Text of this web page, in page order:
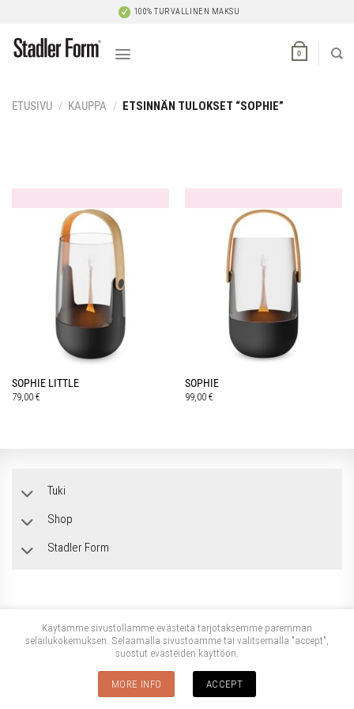
content
100% TURVALLINEN MAKSU
0
ETUSIVU / KAUPPA / ETSINNÄN TULOKSET “SOPHIE”
SOPHIE LITTLE
79,00 €
SOPHIE
99,00 €
Tuki
Shop
Stadler Form
Copyright 2026 ©
Stadler Form
Stadler Form Suomi sivuston tarjoaa Suomen Sähkötuonti Oy
Käytämme sivustollamme evästeitä tarjotaksemme paremman
selailukokemuksen. Selaamalla sivustoamme tai valitsemalla "accept",
suostut evästeiden käyttöön.
MORE INFO ACCEPT